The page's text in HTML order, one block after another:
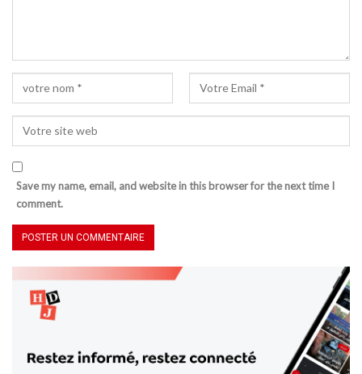
Save my name, email, and website in this browser for the next time I
comment.